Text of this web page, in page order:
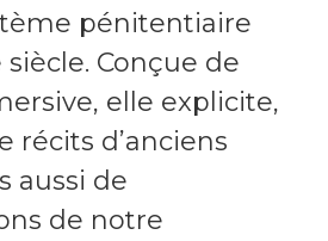
pénitentiaire
Conçue de
elle explicite,
récits d’anciens
aussi de
de notre